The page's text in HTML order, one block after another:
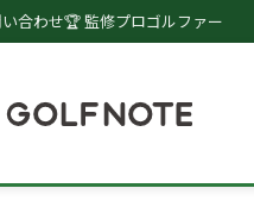
合わせ🏆 監修プロゴルファー